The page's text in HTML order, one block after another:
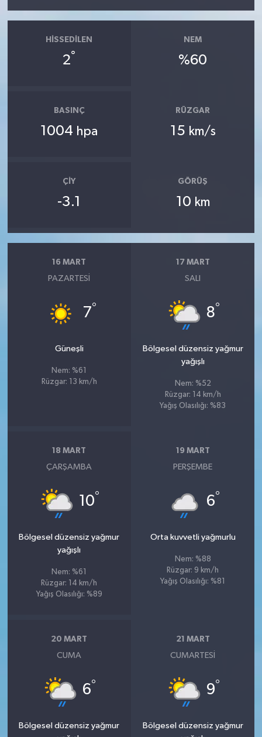
HISSEDILEN
2°
NEM
%60
BASINÇ
1004 hpa
RÜZGAR
15 km/s
ÇIY
-3.1
GÖRÜŞ
10 km
16 MART
PAZARTESI
7°
Güneşli
Nem: %61
Rüzgar: 13 km/h
17 MART
SALI
8°
Bölgesel düzensiz yağmur
yağışlı
Nem: %52
Rüzgar: 14 km/h
Yağış Olasılığı: %83
18 MART
ÇARŞAMBA
10°
Bölgesel düzensiz yağmur
yağışlı
Nem: %61
Rüzgar: 14 km/h
Yağış Olasılığı: %89
19 MART
PERŞEMBE
6°
Orta kuvvetli yağmurlu
Nem: %88
Rüzgar: 9 km/h
Yağış Olasılığı: %81
20 MART
CUMA
6°
Bölgesel düzensiz yağmur
21 MART
CUMARTESI
9°
Bölgesel düzensiz yağmur